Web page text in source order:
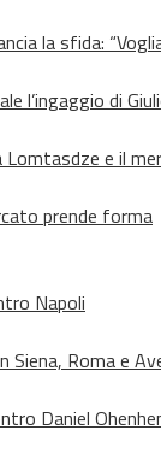
la sfida:
l’ingaggio di
e il
prende forma
Napoli
Siena, Roma e
Daniel